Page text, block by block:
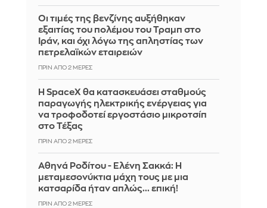
Οι τιμές της βενζίνης αυξήθηκαν
εξαιτίας του πολέμου του Τραμπ στο
Ιράν, και όχι λόγω της απληστίας των
πετρελαϊκών εταιρειών
ΠΡΙΝ ΑΠΌ 2 ΜΈΡΕΣ
Η SpaceX θα κατασκευάσει σταθμούς
παραγωγής ηλεκτρικής ενέργειας για
να τροφοδοτεί εργοστάσιο μικροτσίπ
στο Τέξας
ΠΡΙΝ ΑΠΌ 2 ΜΈΡΕΣ
Αθηνά Ροδίτου - Ελένη Σακκά: Η
μεταμεσονύκτια μάχη τους με μια
κατσαρίδα ήταν απλώς... επική!
ΠΡΙΝ ΑΠΌ 2 ΜΈΡΕΣ